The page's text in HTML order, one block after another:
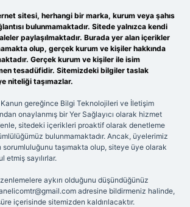
sitesi, herhangi bir marka, kurum veya şahıs
bulunmamaktadır. Sitede yalnızca kendi
paylaşılmaktadır. Burada yer alan içerikler
olup, gerçek kurum ve kişiler hakkında
Gerçek kurum ve kişiler ile isim
tesadüfidir. Sitemizdeki bilgiler taslak
niteliği taşımazlar.
Kanun gereğince Bilgi Teknolojileri ve İletişim
onaylanmış bir Yer Sağlayıcı olarak hizmet
sitedeki içerikleri proaktif olarak denetleme
bulunmamaktadır. Ancak, üyelerimiz
sorumluluğunu taşımakta olup, siteye üye olarak
etmiş sayılırlar.
aykırı olduğunu düşündüğünüz
adresine bildirmeniz halinde,
içerisinde sitemizden kaldırılacaktır.